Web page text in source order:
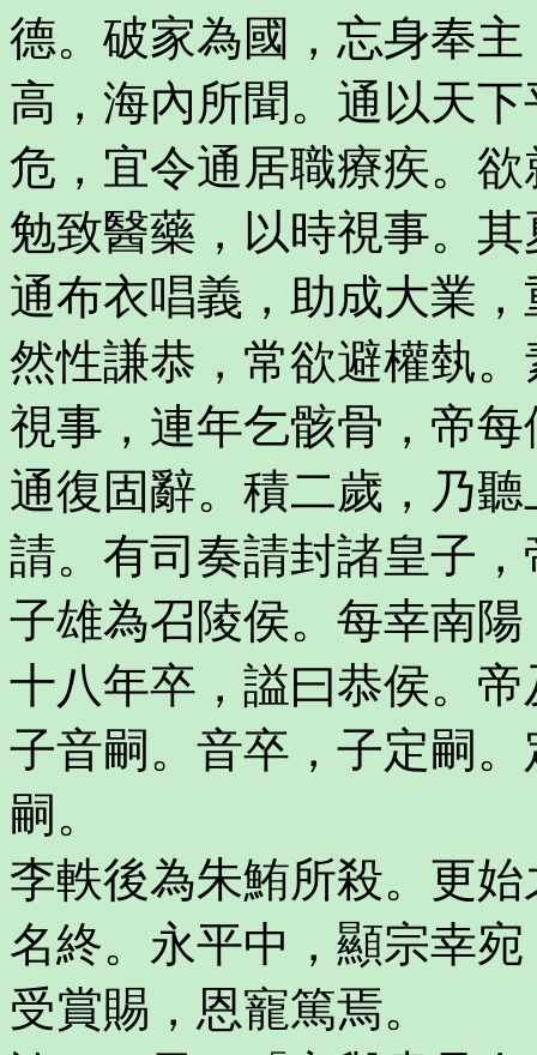
德。破家為國，忘身奉
高，海內所聞。通以天
危，宜令通居職療疾。
勉致醫藥，以時視事。
通布衣唱義，助成大業
然性謙恭，常欲避權埶
視事，連年乞骸骨，帝
通復固辭。積二歲，乃
請。有司奏請封諸皇子
子雄為召陵侯。每幸南
十八年卒，謚曰恭侯。
子音嗣。音卒，子定嗣
嗣。
李軼後為朱鮪所殺。更
名終。永平中，顯宗幸
受賞賜，恩寵篤焉。